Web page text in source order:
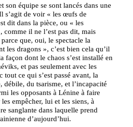
son équipe se sont lancés dans une
s’agit de voir « les œufs de
dit dans la pièce, ou « les
comme il ne l’est pas dit, mais
que, oui, le spectacle la
les dragons », c’est bien cela qu’il
façon dont le chaos s’est installé en
et pas seulement avec les
ce qui s’est passé avant, la
débile, du tsarisme, et l’incapacité
les opposants à Lénine à faire
empêcher, lui et les siens, à
sanglante dans laquelle prend
d’aujourd’hui.